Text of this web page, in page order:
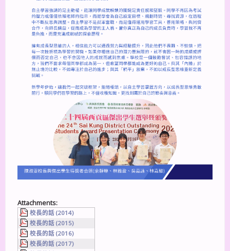
Attachments:
校長的話 (2014)
校長的話 (2015)
校長的話 (2016)
校長的話 (2017)